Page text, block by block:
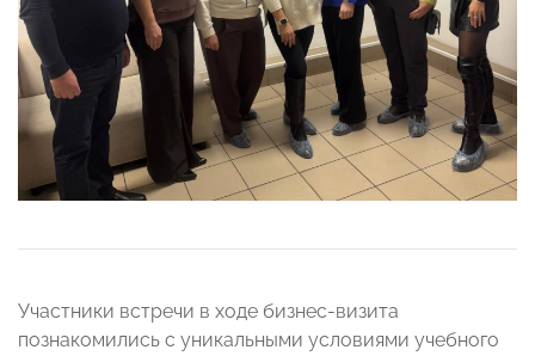
Участники встречи в ходе бизнес-визита
познакомились с уникальными условиями учебного